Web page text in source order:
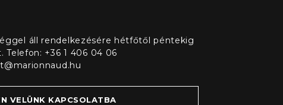
áll rendelkezésére hétfőtől péntekig
+36 1 406 04 06
VELÜNK KAPCSOLATBA